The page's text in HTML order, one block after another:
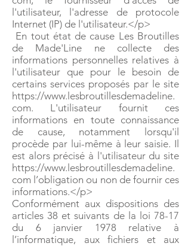
l'utilisateur, l'adresse de protocole
Internet (IP) de l'utilisateur.</p>
En tout état de cause Les Broutilles
de Made'Line ne collecte des
informations personnelles relatives à
l'utilisateur que pour le besoin de
certains services proposés par le site
https://www.lesbroutillesdemadeline.
com. L'utilisateur fournit ces
informations en toute connaissance
de cause, notamment lorsqu'il
procède par lui-même à leur saisie. Il
est alors précisé à l'utilisateur du site
https://www.lesbroutillesdemadeline.
com l’obligation ou non de fournir ces
informations.</p>
Conformément aux dispositions des
articles 38 et suivants de la loi 78-17
du 6 janvier 1978 relative à
l’informatique, aux fichiers et aux